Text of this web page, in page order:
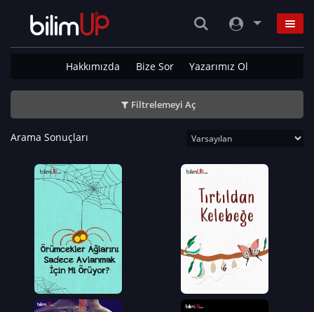
Hakkımızda Bize Sor Yazarımız Ol
Filtrelemeyi Aç
Arama Sonuçları